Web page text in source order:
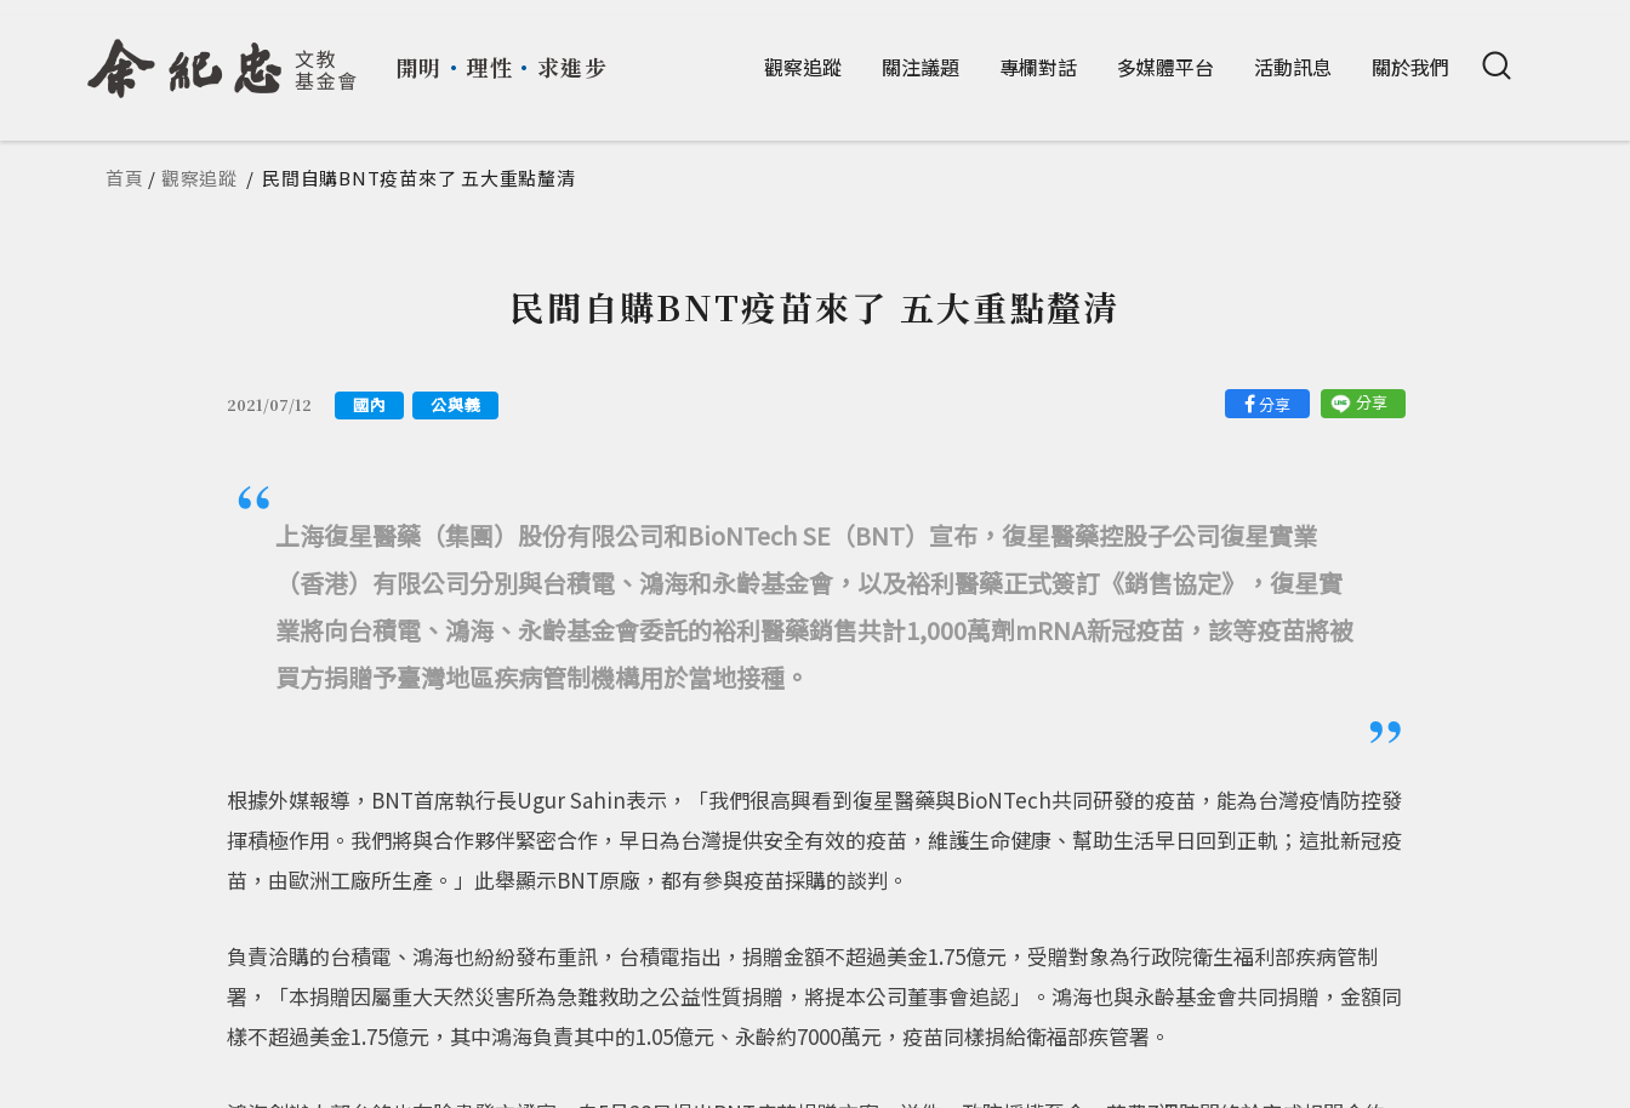
開明 ・ 理性 ・ 求進步 觀察追蹤 關注議題 專欄對話 多媒體平台 活動訊息 關於我們
您在這裡
首頁 / 觀察追蹤 / 民間自購BNT疫苗來了 五大重點釐清
民間自購BNT疫苗來了 五大重點釐清
2021/07/12 分享 分享
國內 公與義
上海復星醫藥（集團）股份有限公司和BioNTech SE（BNT）宣布，復星醫藥控股子公司復星實業
（香港）有限公司分別與台積電、鴻海和永齡基金會，以及裕利醫藥正式簽訂《銷售協定》，復星實
業將向台積電、鴻海、永齡基金會委託的裕利醫藥銷售共計1,000萬劑mRNA新冠疫苗，該等疫苗將被
買方捐贈予臺灣地區疾病管制機構用於當地接種。
根據外媒報導，BNT首席執行長Ugur Sahin表示，「我們很高興看到復星醫藥與BioNTech共同研發的疫苗，能為台灣疫情防控發
揮積極作用。我們將與合作夥伴緊密合作，早日為台灣提供安全有效的疫苗，維護生命健康、幫助生活早日回到正軌；這批新冠疫
苗，由歐洲工廠所生產。」此舉顯示BNT原廠，都有參與疫苗採購的談判。
負責洽購的台積電、鴻海也紛紛發布重訊，台積電指出，捐贈金額不超過美金1.75億元，受贈對象為行政院衛生福利部疾病管制
署，「本捐贈因屬重大天然災害所為急難救助之公益性質捐贈，將提本公司董事會追認」。鴻海也與永齡基金會共同捐贈，金額同
樣不超過美金1.75億元，其中鴻海負責其中的1.05億元、永齡約7000萬元，疫苗同樣捐給衛福部疾管署。